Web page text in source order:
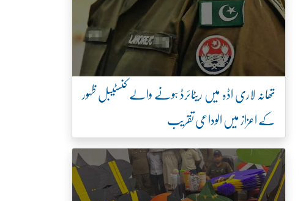
تھانہ لاری اڈہ میں ریٹائرڈ ہونے والے کنسٹیبل ظہور
کے اعزاز میں الوداعی تقریب